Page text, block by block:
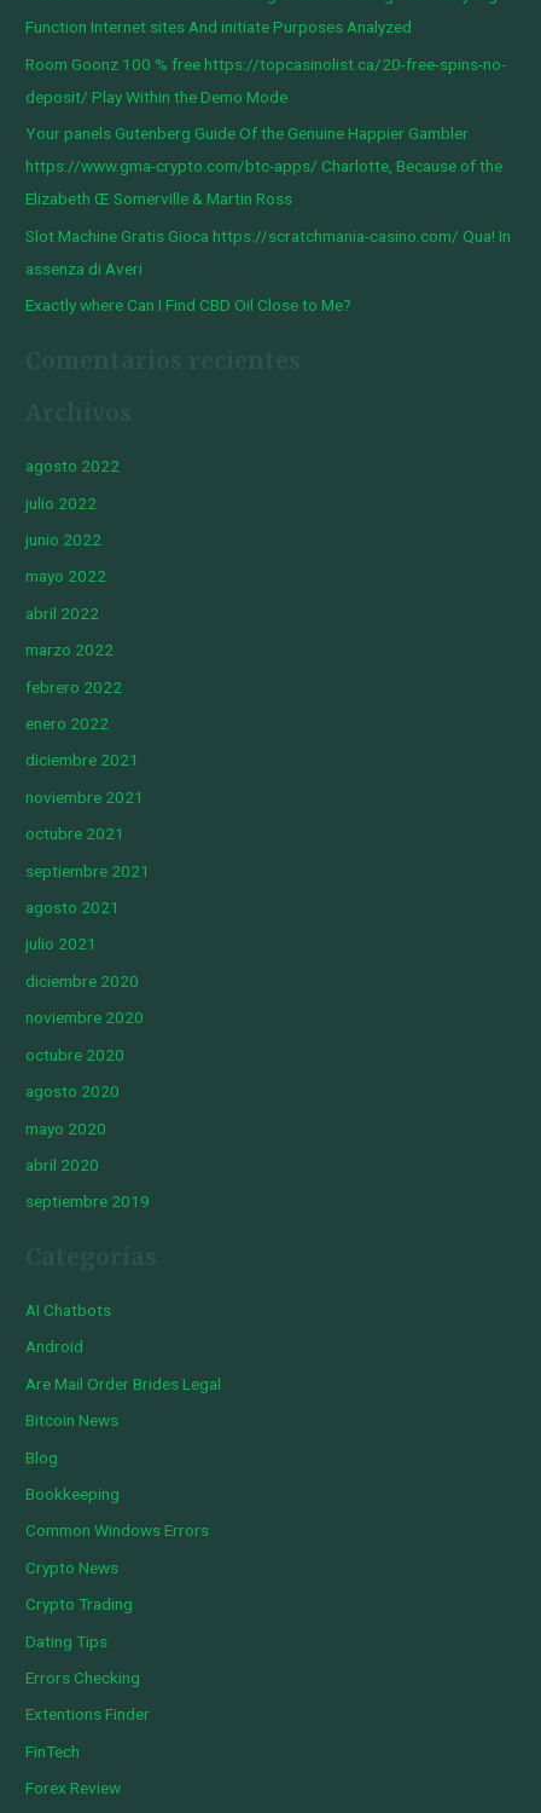
p
o
r
:
Function Internet sites And initiate Purposes Analyzed
Room Goonz 100 % free https://topcasinolist.ca/20-free-spins-no-
deposit/ Play Within the Demo Mode
Your panels Gutenberg Guide Of the Genuine Happier Gambler
https://www.gma-crypto.com/btc-apps/ Charlotte, Because of the
Elizabeth Œ Somerville & Martin Ross
Slot Machine Gratis Gioca https://scratchmania-casino.com/ Qua! In
assenza di Averi
Exactly where Can I Find CBD Oil Close to Me?
agosto 2022
julio 2022
junio 2022
mayo 2022
abril 2022
marzo 2022
febrero 2022
enero 2022
diciembre 2021
noviembre 2021
octubre 2021
septiembre 2021
agosto 2021
julio 2021
diciembre 2020
noviembre 2020
octubre 2020
agosto 2020
mayo 2020
abril 2020
septiembre 2019
AI Chatbots
Android
Are Mail Order Brides Legal
Bitcoin News
Blog
Bookkeeping
Common Windows Errors
Crypto News
Crypto Trading
Dating Tips
Errors Checking
Extentions Finder
FinTech
Forex Review